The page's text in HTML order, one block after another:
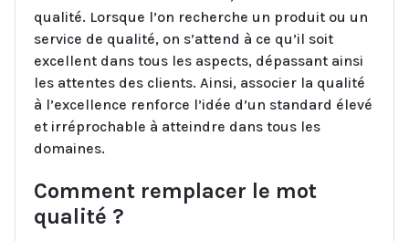
qualité. Lorsque l’on recherche un produit ou un
service de qualité, on s’attend à ce qu’il soit
excellent dans tous les aspects, dépassant ainsi
les attentes des clients. Ainsi, associer la qualité
à l’excellence renforce l’idée d’un standard élevé
et irréprochable à atteindre dans tous les
domaines.
Comment remplacer le mot
qualité ?